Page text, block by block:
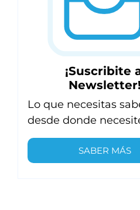
¡Suscribite
Lo que necesitas
desde donde
SABER MÁS